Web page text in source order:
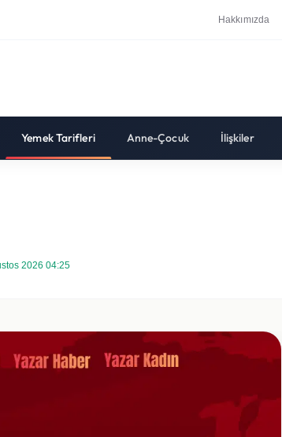
Hakkımızda
Yemek Tarifleri Anne-Çocuk İlişkiler
2026 04:25